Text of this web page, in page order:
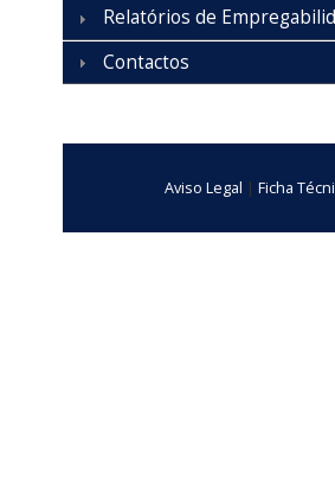
Relatórios de
Contactos
Aviso Legal | Ficha